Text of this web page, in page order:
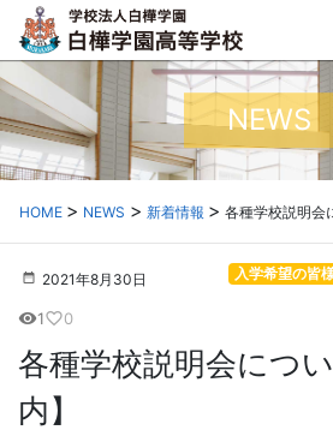
NEWS
HOME NEWS 新着情報 各種学校説明会
2021年8月30日
入学希望の皆
visibility1favorite_border0
各種学校説明会につ
内】